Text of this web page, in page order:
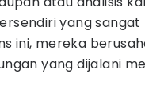
yang
ini, mereka
yang dijalani